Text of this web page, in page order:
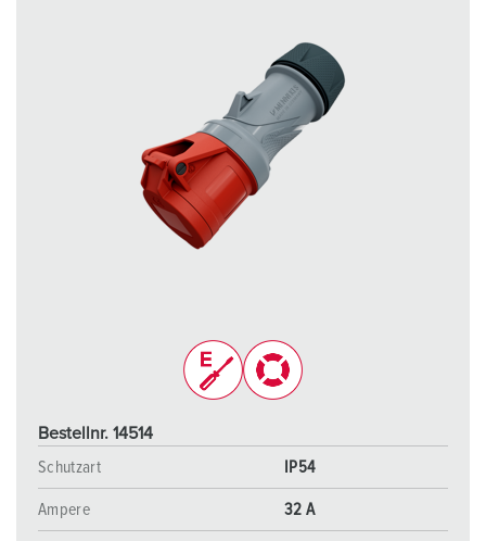
Bestellnr. 14514
Schutzart
IP54
Ampere 32 A